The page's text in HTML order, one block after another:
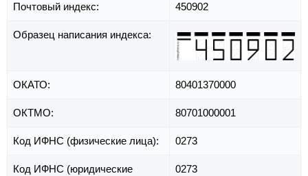
Почтовый индекс: 450902
Образец написания индекса:
ОКАТО: 80401370000
ОКТМО: 80701000001
Код ИФНС (физические лица): 0273
Код ИФНС (юридические
0273